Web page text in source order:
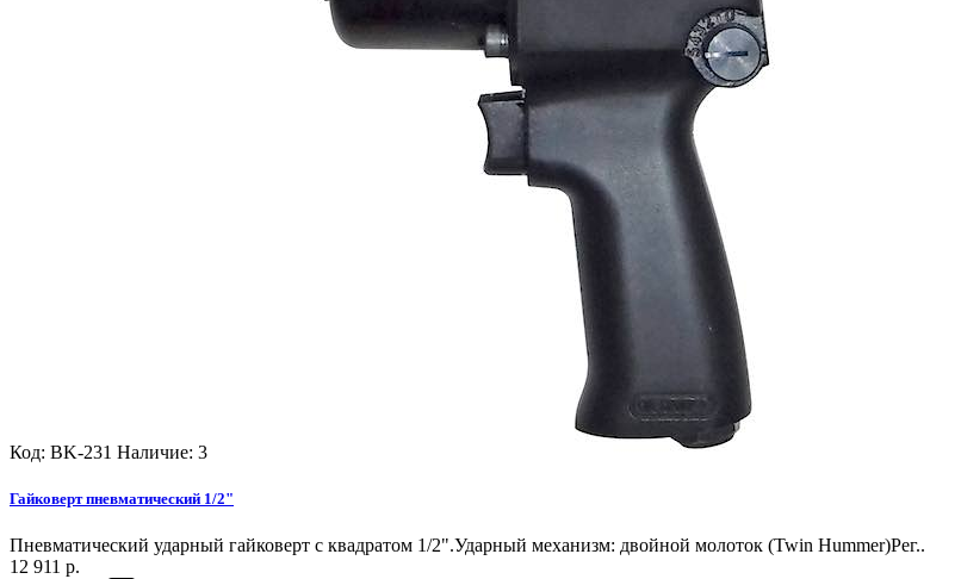
Код: BK-231 Наличие: 3
Гайковерт пневматический 1/2"
Пневматический ударный гайковерт с квадратом 1/2".Ударный механизм: двойной молоток (Twin Hummer)Рег..
12 911 р.